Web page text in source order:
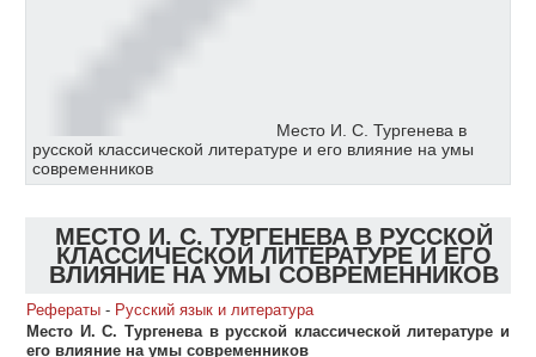
Место И. С. Тургенева в
русской классической литературе и его влияние на умы
современников
МЕСТО И. С. ТУРГЕНЕВА В РУССКОЙ
КЛАССИЧЕСКОЙ ЛИТЕРАТУРЕ И ЕГО
ВЛИЯНИЕ НА УМЫ СОВРЕМЕННИКОВ
Рефераты - Русский язык и литература
Место И. С. Тургенева в русской классической литературе и
его влияние на умы современников